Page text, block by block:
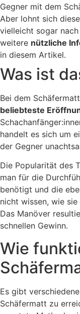
Gegner mit dem
Aber lohnt sich
vielleicht sogar
weitere nützliche
in diesem Artikel.
Was ist
Bei dem
beliebteste
handelt es sich um
der Gegner
Die Popularität des
man für die
benötigt und die
nicht wissen, wie
Das Manöver
schnellen Gewinn.
Wie
Es gibt
Schäfermatt zu